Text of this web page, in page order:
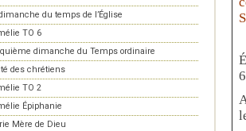
du temps de l’Église
TO 6
dimanche du Temps ordinaire
des chrétiens
TO 2
Épiphanie
Mère de Dieu